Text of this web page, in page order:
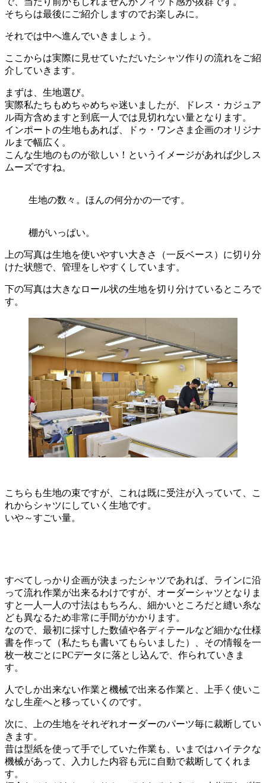
そちらは最後にご紹介しますのでお楽しみに。
それでは中へ進んでいきましょう。
ここからは実際に見せていただいたシャツ作りの流れをご紹
介していきます。
まずは、生地選び。
実際私たちもめちゃめちゃ迷いましたが、ドレス・カジュア
ル両方含めますと到底一人では見切れない量となります。
インポートの生地もあれば、ドゥ・ワンさま企画のオリジナ
ルまで幅広く。
こんな生地のものが欲しい！というイメージがあれば少しス
ムーズですね。
生地の数々。ほんの何分かの一です。
棚がいっぱい。
上の写真は生地を使いやすい大きさ（一反ベース）に切り分
けた状態で、管理をしやすくしています。
下の写真は大きなロール状の生地を切り分けているところで
す。
こちらも生地の束ですが、これは既に受注が入っていて、こ
れからシャツにしていく生地です。
いや～すごい量。
すべてしっかり企画が決まったシャツであれば、ラインに沿
って流れ作業が出来るわけですが、オーダーシャツとなりま
すと一人一人の寸法はもちろん、細かいところだと縫い糸な
ども異なるため非常に手間がかかります。
なので、最初に採寸した数値や各ディテールなど細かな仕様
書を作って（私たちも書いてもらいました）、その情報を一
枚一枚ごとにPCデータに落とし込んで、作られていきま
す。
人でしか出来ない作業と機械で出来る作業と、上手く使いこ
なし生産へと移っていくのです。
次に、上の生地をそれぞれオーダーのパーツ毎に裁断してい
きます。
昔は型紙を使って手でしていた作業も、いまではハイテクな
機械があって、入力した内容も元に自動で裁断してくれま
す。